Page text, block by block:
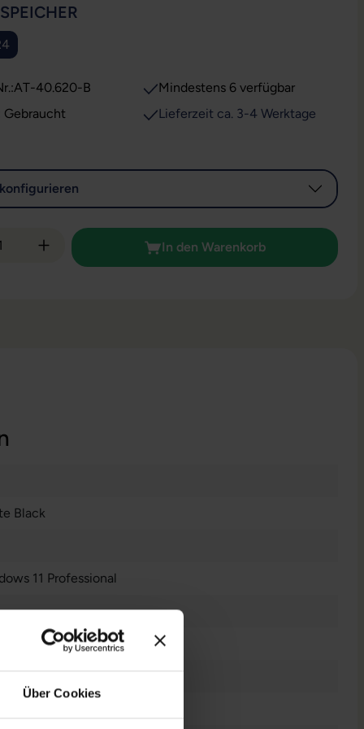
Über Cookies
AT-40.620-B
Zustand: Gebraucht
Mindestens 6 verfügbar
Lieferzeit ca. 3-4 Werktage
Anzahl: Gib den gewünschten Wert ein
In den Warenkorb
Black
11 Professional